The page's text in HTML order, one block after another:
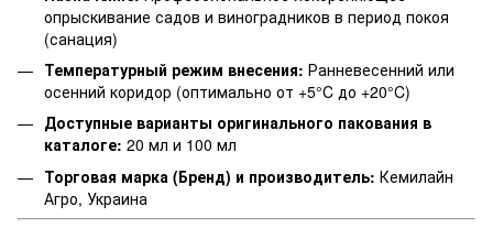
опрыскивание садов и виноградников в период покоя
(санация)
Температурный режим внесения: Ранневесенний или
осенний коридор (оптимально от +5°C до +20°C)
Доступные варианты оригинального пакования в
каталоге: 20 мл и 100 мл
Торговая марка (Бренд) и производитель: Кемилайн
Агро, Украина